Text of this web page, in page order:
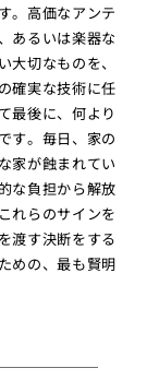
。高価なアンテ
あるいは楽器な
切なものを、
確実な技術に任
最後に、何より
す。毎日、家の
家が蝕まれてい
な負担から解放
れらのサインを
渡す決断をする
めの、最も賢明